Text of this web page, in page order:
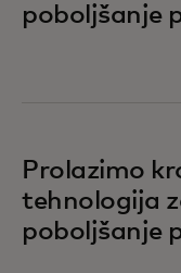
poboljšanje
Prolazimo
tehnologija
poboljšanje
opens in a new tab